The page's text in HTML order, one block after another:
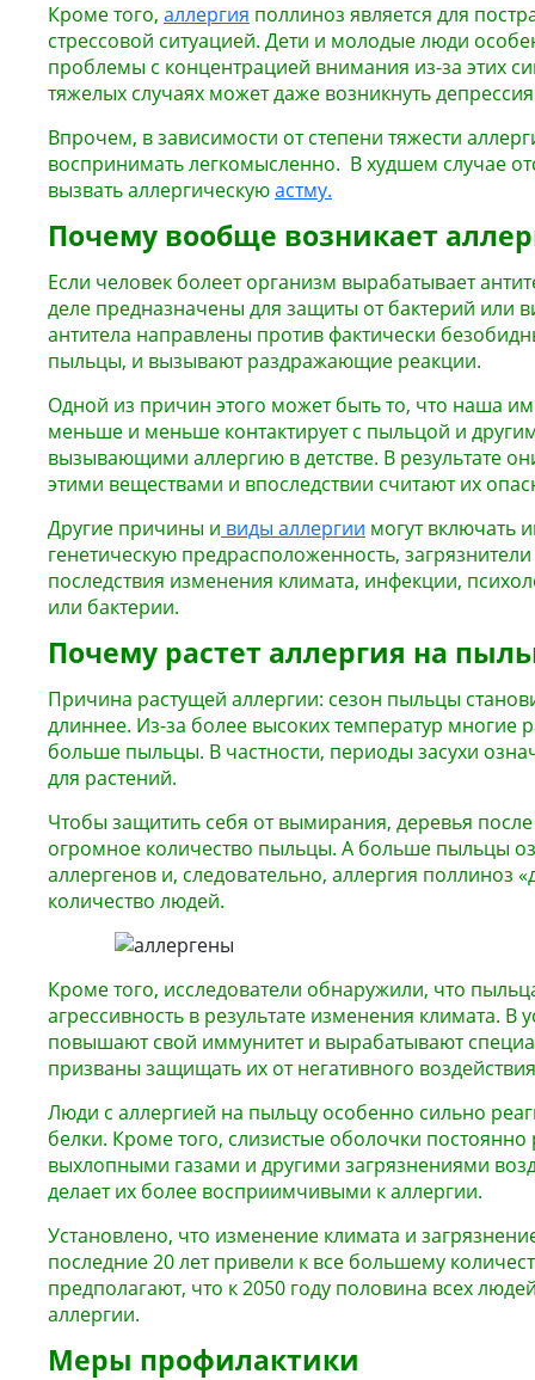
Кроме того, аллергия поллиноз является для
стрессовой ситуацией. Дети и молодые люди
проблемы с концентрацией внимания из-за этих
тяжелых случаях может даже возникнуть
Впрочем, в зависимости от степени тяжести
воспринимать легкомысленно. В худшем случае
вызвать аллергическуюастму.
Почему вообще возникает
Если человек болеет организм вырабатывает
деле предназначены для защиты от бактерий или
антитела направлены против фактически
пыльцы, и вызывают раздражающие реакции.
Одной из причин этого может быть то, что наша
меньше и меньше контактирует с пыльцой и
вызывающими аллергию в детстве. В результате
этими веществами и впоследствии считают их
Другие причины и виды аллергии могут включать
генетическую предрасположенность,
последствия изменения климата, инфекции,
или бактерии.
Почему растет аллергия на
Причина растущей аллергии: сезон пыльцы
длиннее. Из-за более высоких температур многие
больше пыльцы. В частности, периоды засухи
для растений.
Чтобы защитить себя от вымирания, деревья после
огромное количество пыльцы. А больше пыльцы
аллергенов и, следовательно, аллергия поллиноз
количество людей.
Кроме того, исследователи обнаружили, что
агрессивность в результате изменения климата. В
повышают свой иммунитет и вырабатывают
призваны защищать их от негативного
Люди с аллергией на пыльцу особенно сильно
белки. Кроме того, слизистые оболочки
выхлопными газами и другими загрязнениями
делает их более восприимчивыми к аллергии.
Установлено, что изменение климата и
последние 20 лет привели к все большему
предполагают, что к 2050 году половина всех
аллергии.
Меры профилактики